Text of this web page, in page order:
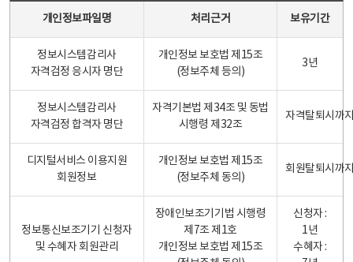
개인정보파일명 처리근거 보유기간
정보시스템감리사
자격검정 응시자 명단
개인정보 보호법 제15조
(정보주체 등의)
3년
정보시스템감리사
자격검정 합격자 명단
자격기본법 제34조 및 동법
시행령 제32조
자격탈퇴시까
디지털서비스 이용지원
회원정보
개인정보 보호법 제15조
(정보주체 동의)
회원탈퇴시까
정보통신보조기기 신청자
및 수혜자 회원관리
장애인보조기기법 시행령
제7조 제1호
개인정보 보호법 제15조
신청자 :
1년
수혜자 :